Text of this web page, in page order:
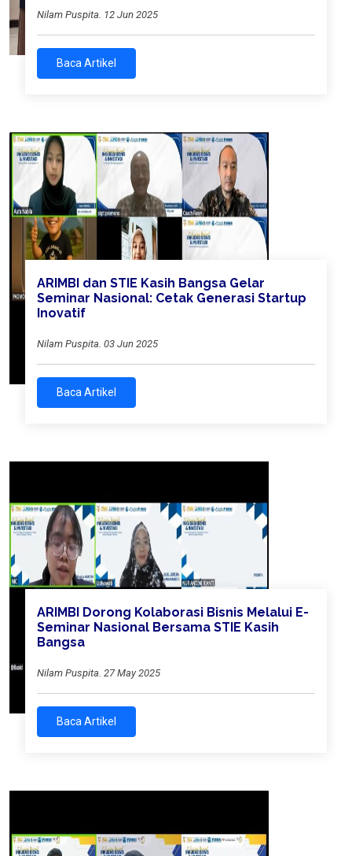
Nilam Puspita. 12 Jun 2025
Baca Artikel
ARIMBI dan STIE Kasih Bangsa Gelar
Seminar Nasional: Cetak Generasi Startup
Inovatif
Nilam Puspita. 03 Jun 2025
Baca Artikel
ARIMBI Dorong Kolaborasi Bisnis Melalui E-
Seminar Nasional Bersama STIE Kasih
Bangsa
Nilam Puspita. 27 May 2025
Baca Artikel